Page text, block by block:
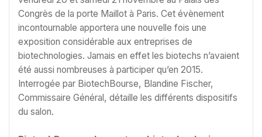
Congrès de la porte Maillot à Paris. Cet évènement
incontournable apportera une nouvelle fois une
exposition considérable aux entreprises de
biotechnologies. Jamais en effet les biotechs n’avaient
été aussi nombreuses à participer qu’en 2015.
Interrogée par BiotechBourse, Blandine Fischer,
Commissaire Général, détaille les différents dispositifs
du salon.